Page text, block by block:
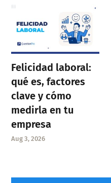
Felicidad laboral:
qué es, factores
clave y cómo
medirla en tu
empresa
Aug 3, 2026